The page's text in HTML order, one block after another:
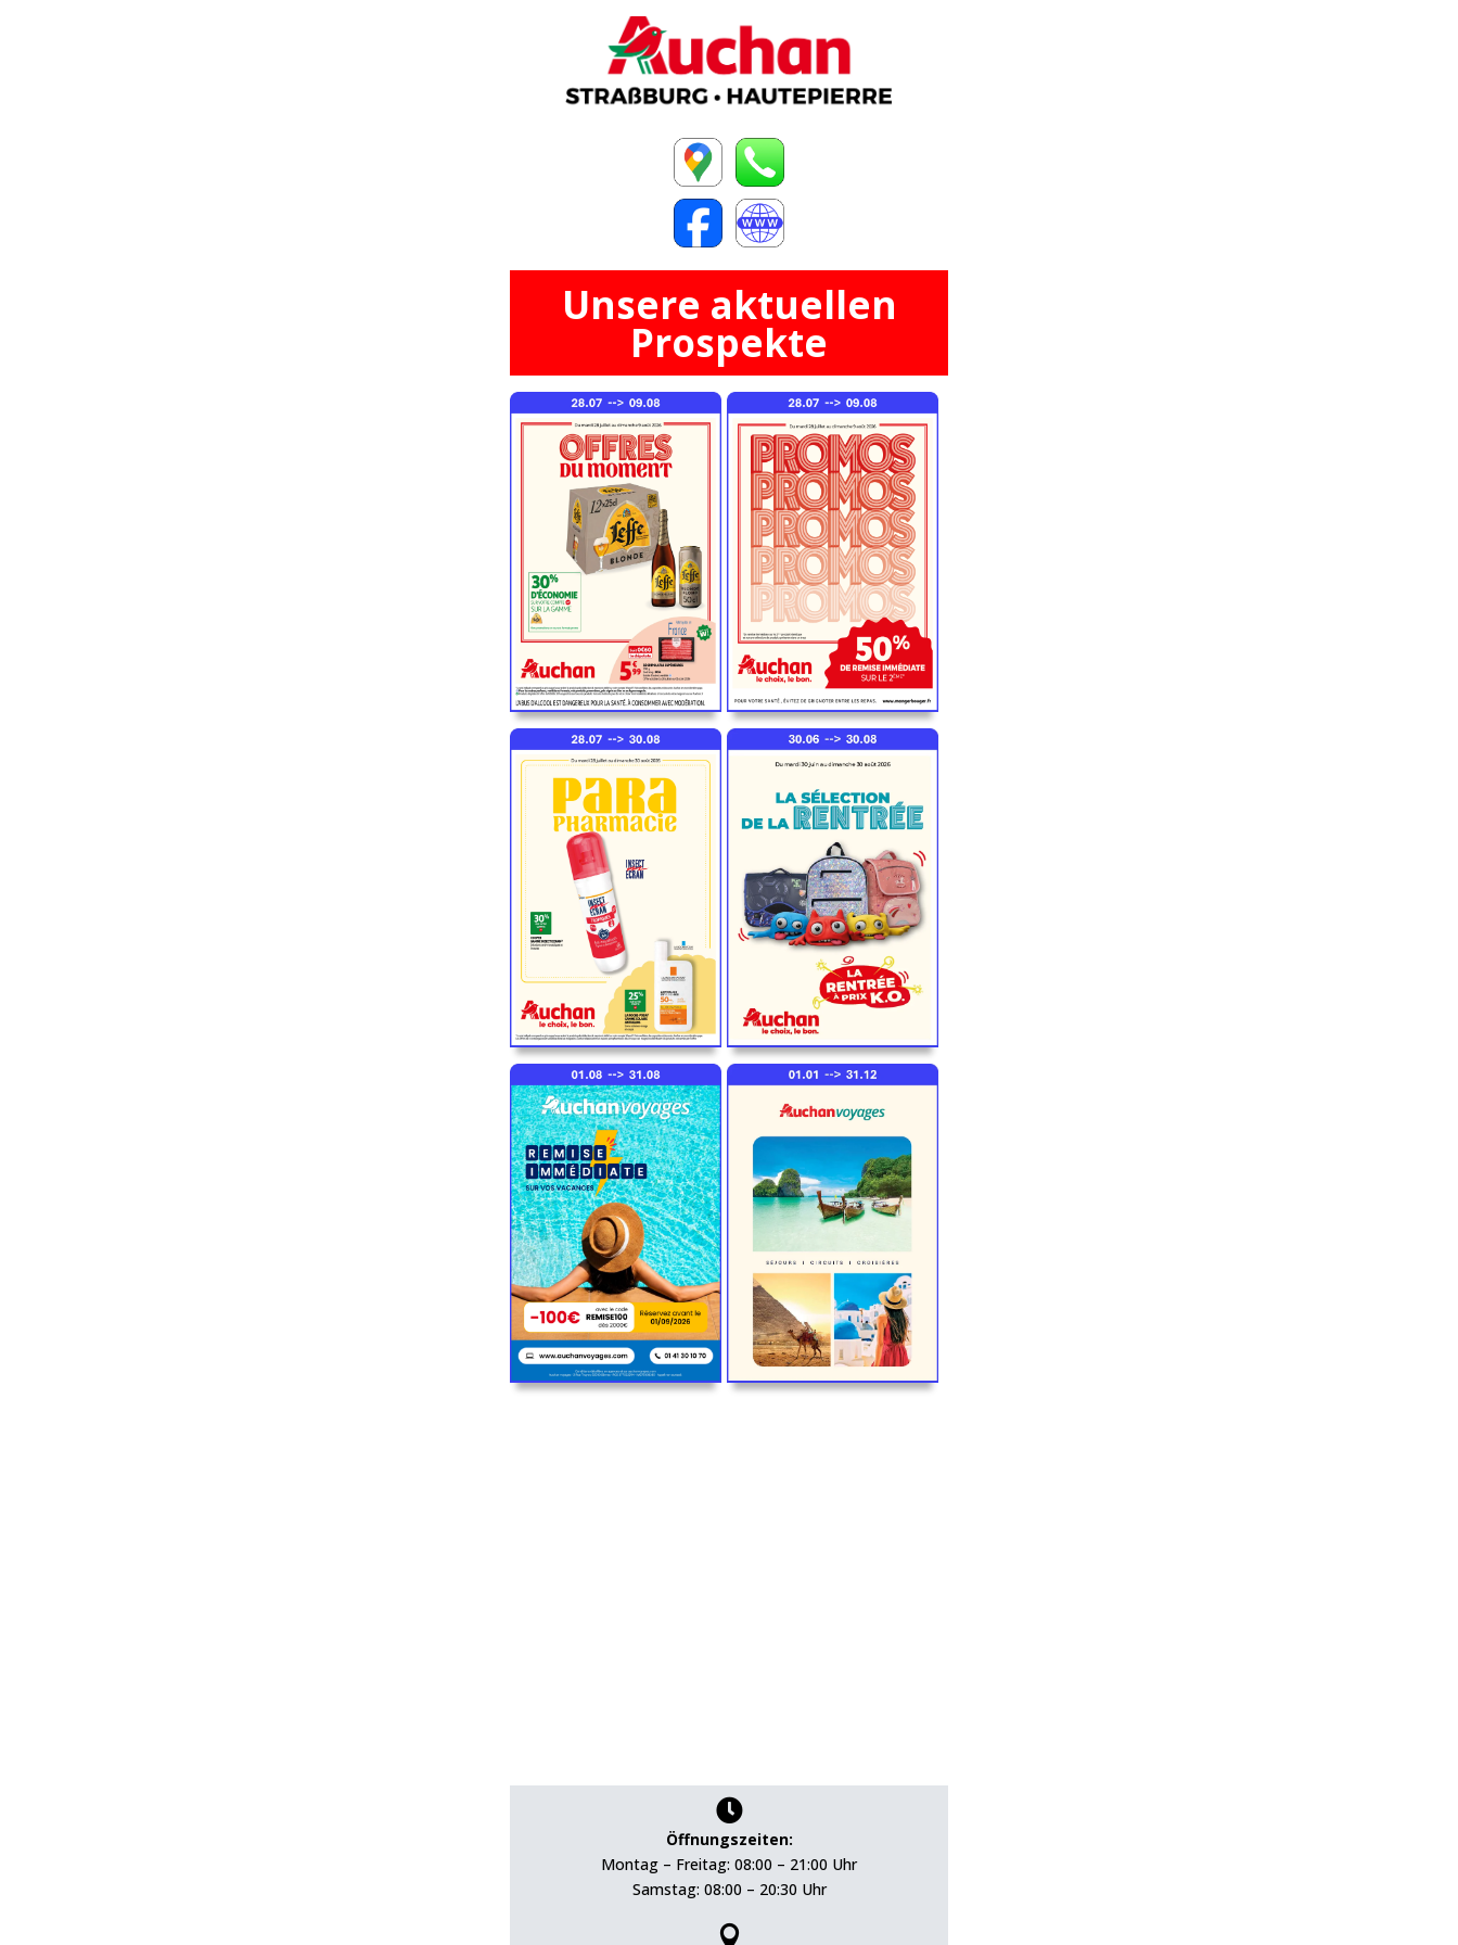
Unsere aktuellen
Prospekte

Öffnungszeiten:
Montag – Freitag: 08:00 – 21:00 Uhr
Samstag: 08:00 – 20:30 Uhr
